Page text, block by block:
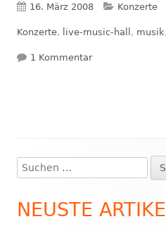
Veröffentlicht
am
16. März 2008 Kategorien
Konzerte
Konzerte, live-music-hall , musik,
1 Kommentarzu Atreyu in der
Haupt-
Seitenleiste
Suchen
nach:
NEUSTE